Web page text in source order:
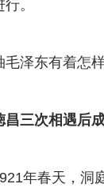
。
东有着怎样
昌三次相遇后
年春天，洞庭